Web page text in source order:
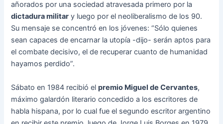
añorados por una sociedad atravesada primero por la
dictadura militar y luego por el neoliberalismo de los 90.
Su mensaje se concentró en los jóvenes: “Sólo quienes
sean capaces de encarnar la utopía -dijo- serán aptos para
el combate decisivo, el de recuperar cuanto de humanidad
hayamos perdido”.
Sábato en 1984 recibió elpremio Miguel de Cervantes,
máximo galardón literario concedido a los escritores de
habla hispana, por lo cual fue el segundo escritor argentino